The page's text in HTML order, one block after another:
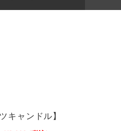
キャンドル】